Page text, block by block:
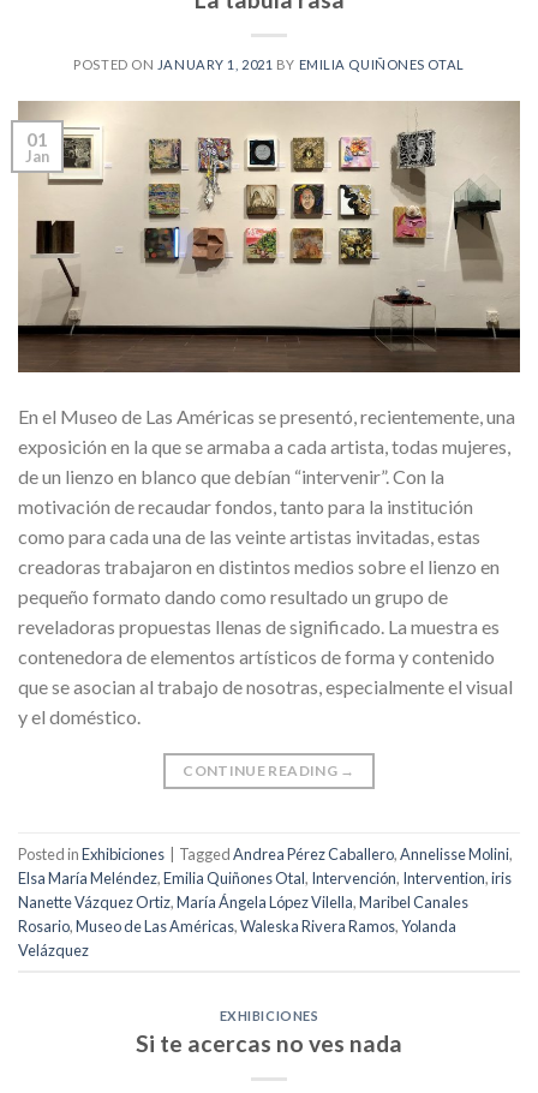
POSTED ON JANUARY 1, 2021 BY EMILIA QUIÑONES OTAL
01
Jan
En el Museo de Las Américas se presentó, recientemente, una
exposición en la que se armaba a cada artista, todas mujeres,
de un lienzo en blanco que debían “intervenir”. Con la
motivación de recaudar fondos, tanto para la institución
como para cada una de las veinte artistas invitadas, estas
creadoras trabajaron en distintos medios sobre el lienzo en
pequeño formato dando como resultado un grupo de
reveladoras propuestas llenas de significado. La muestra es
contenedora de elementos artísticos de forma y contenido
que se asocian al trabajo de nosotras, especialmente el visual
y el doméstico.
CONTINUE READING →
Posted inExhibiciones TaggedAndrea Pérez Caballero,Annelisse Molini,
Elsa María Meléndez,Emilia Quiñones Otal, Intervención, Intervention,iris
Nanette Vázquez Ortiz,María Ángela López Vilella,Maribel Canales
Rosario,Museo de Las Américas,Waleska Rivera Ramos,Yolanda
Velázquez
EXHIBICIONES
Si te acercas no ves nada